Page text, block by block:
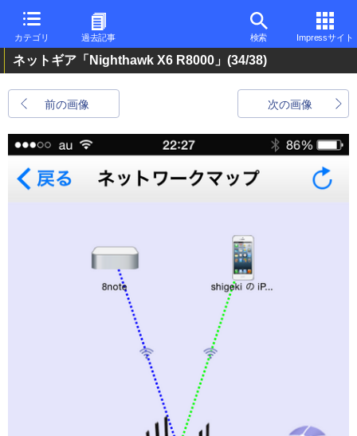
カテゴリ 過去記事 検索 Impressサイト
ネットギア「Nighthawk X6 R8000」 (34/38)
前の画像 次の画像